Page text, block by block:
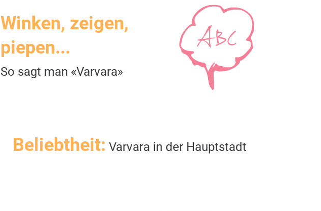
Winken, zeigen,
piepen...
So sagt man «Varvara»
Beliebtheit: Varvara in der Hauptstadt